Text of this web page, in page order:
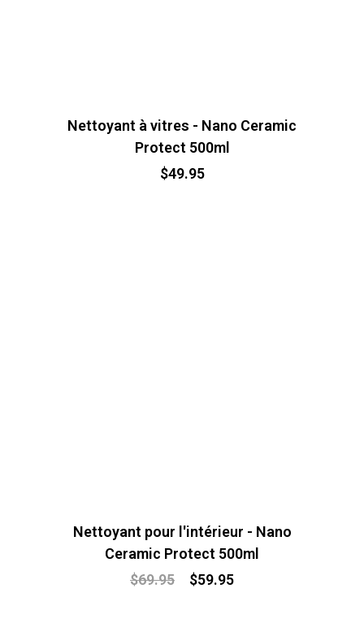
Nettoyant à vitres - Nano Ceramic
Protect 500ml
$49.95
Nettoyant pour l'intérieur - Nano
Ceramic Protect 500ml
$69.95 $59.95